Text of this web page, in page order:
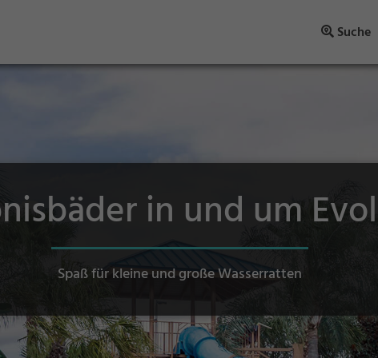
Suche
in und um
Spaß für kleine und große Wasserratten